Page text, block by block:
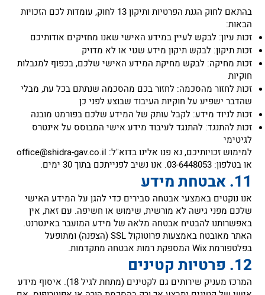
‏בהתאם לחוק הגנת הפרטיות ותיקון 13 לחוק, עומדות לכם הזכויות
הבאות:
‏זכות עיון: לבקש לעיין במידע האישי שאנו מחזיקים אודותיכם
‏זכות תיקון: לבקש תיקון מידע שגוי או לא מדויק
‏זכות מחיקה: לבקש מחיקת המידע האישי שלכם, בכפוף למגבלות
חוקיות
‏זכות לחזור מהסכמה: לחזור בכם מהסכמה שנתתם בכל עת, מבלי
שהדבר ישפיע על חוקיות העיבוד שבוצע לפני כן
‏זכות לניוד מידע: לקבל עותק של המידע שלכם בפורמט מובנה
‏זכות להתנגד: להתנגד לעיבוד מידע אישי המבוסס על אינטרס
לגיטימי
‏למימוש זכויותיכם, נא פנו אלינו בדוא"ל: office@shidra-gav.co.il
או בטלפון: 03-6448053. אנו נשיב לפנייתכם בתוך 30 ימים.
‏אנו נוקטים באמצעי אבטחה סבירים כדי להגן על המידע האישי
שלכם מפני גישה לא מורשית, שימוש או חשיפה. עם זאת, אין
באפשרותנו להבטיח אבטחה מלאה של מידע המועבר באינטרנט.
‏האתר מאובטח באמצעות פרוטוקול SSL (הצפנה) ומתופעל
בפלטפורמת Wix המספקת רמות אבטחה מתקדמות.
‏המרכז מעניק שירותים גם לקטינים (מתחת לגיל 18). איסוף מידע